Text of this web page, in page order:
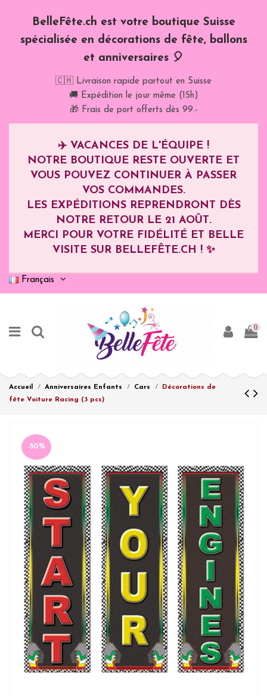
BelleFête.ch est votre boutique Suisse
spécialisée en décorations de fête, ballons
et anniversaires 🎈
🇨🇭 Livraison rapide partout en Suisse
🚚 Expédition le jour même (15h)
🎁 Frais de port offerts dès 99.-
✈️ VACANCES DE L'ÉQUIPE !
NOTRE BOUTIQUE RESTE OUVERTE ET
VOUS POUVEZ CONTINUER À PASSER
VOS COMMANDES.
LES EXPÉDITIONS REPRENDRONT DÈS
NOTRE RETOUR LE 21 AOÛT.
MERCI POUR VOTRE FIDÉLITÉ ET BELLE
VISITE SUR BELLEFÊTE.CH ! ✨
Français
0
Accueil Anniversaires Enfants Cars
Décorations de
fête Voiture Racing (3 pcs)
-50%